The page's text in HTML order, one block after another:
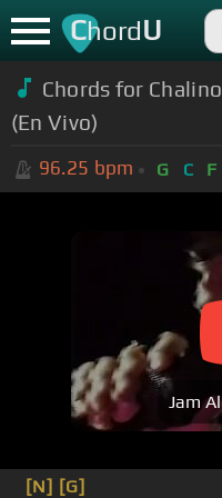
ChordU
Chords for
(En Vivo)
96.25 bpm G C F
Jam
[N] [G]